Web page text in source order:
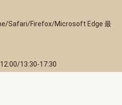
Safari/Firefox/Microsoft Edge 最
13:30-17:30